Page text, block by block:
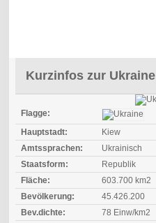
Kurzinfos zur Ukraine
Flagge:
Hauptstadt:
Kiew
Amtssprachen:
Ukrainisch
Staatsform:
Republik
Fläche:
603.700 km2
Bevölkerung:
45.426.200
Bev.dichte:
78 Einw/km2